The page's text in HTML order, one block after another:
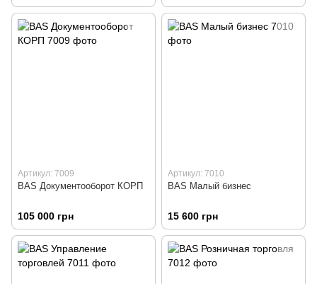
Артикул: 7009
BAS Документооборот КОРП
105 000 грн
Артикул: 7010
BAS Малый бизнес
15 600 грн